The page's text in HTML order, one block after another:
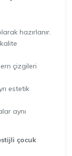
hazırlanır.
çizgileri
estetik
aynı
çocuk